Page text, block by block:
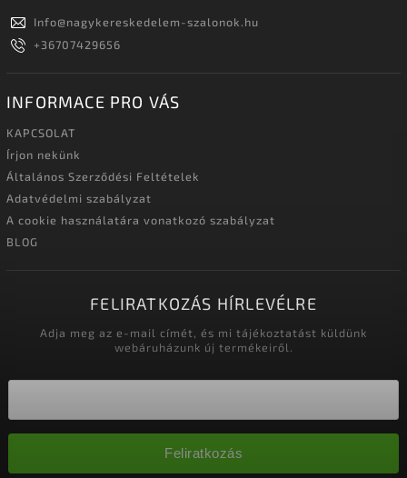
Info@nagykereskedelem-szalonok.hu
+36707429656
INFORMACE PRO VÁS
KAPCSOLAT
Írjon nekünk
Általános Szerződési Feltételek
Adatvédelmi szabályzat
A cookie használatára vonatkozó szabályzat
BLOG
FELIRATKOZÁS HÍRLEVÉLRE
Adja meg az e-mail címét, és mi tájékoztatást küldünk
webáruházunk új termékeiről.
Feliratkozás